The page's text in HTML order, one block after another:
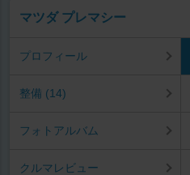
マツダ プレマシー
プロフィール
整備 (14)
フォトアルバム
クルマレビュー